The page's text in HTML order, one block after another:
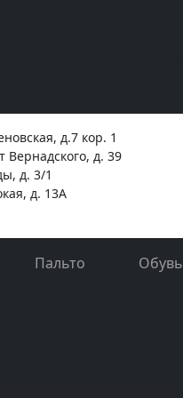
д.7 кор. 1
Вернадского, д. 39
д. 3/1
д. 13А
Пальто Обувь